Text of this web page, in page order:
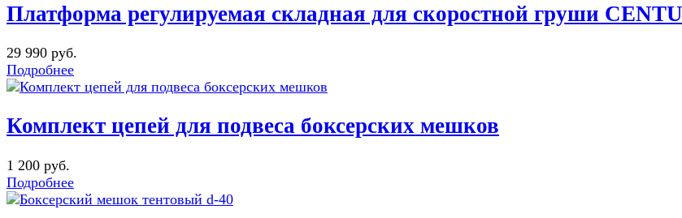
Платформа регулируемая складная для скоростной груши
29 990 руб.
Подробнее
Комплект цепей для подвеса боксерских мешков
1 200 руб.
Подробнее